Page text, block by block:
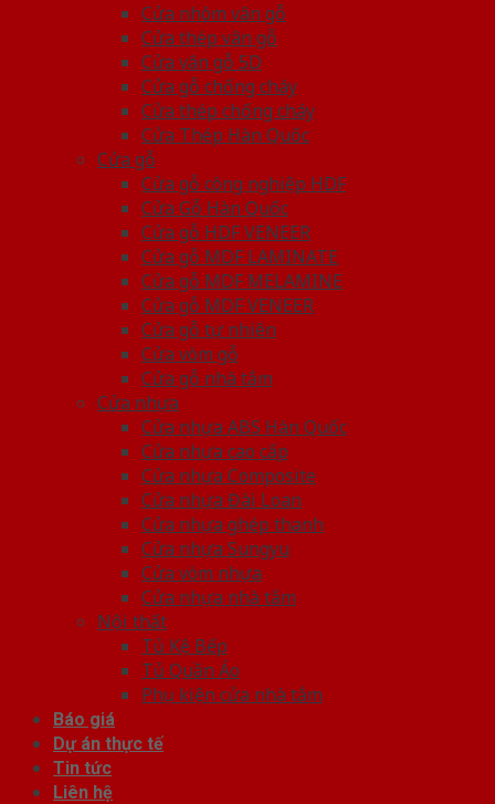
Cửa nhôm vân gỗ
Cửa thép vân gỗ
Cửa vân gỗ 5D
Cửa gỗ chống cháy
Cửa thép chống cháy
Cửa Thép Hàn Quốc
Cửa gỗ
Cửa gỗ công nghiệp HDF
Cửa Gỗ Hàn Quốc
Cửa gỗ HDF VENEER
Cửa gỗ MDF LAMINATE
Cửa gỗ MDF MELAMINE
Cửa gỗ MDF VENEER
Cửa gỗ tự nhiên
Cửa vòm gỗ
Cửa gỗ nhà tắm
Cửa nhựa
Cửa nhựa ABS Hàn Quốc
Cửa nhựa cao cấp
Cửa nhựa Composite
Cửa nhựa Đài Loan
Cửa nhựa ghép thanh
Cửa nhựa Sungyu
Cửa vòm nhựa
Cửa nhựa nhà tắm
Nội thất
Tủ Kệ Bếp
Tủ Quần Áo
Phụ kiện cửa nhà tắm
Báo giá
Dự án thực tế
Tin tức
Liên hệ